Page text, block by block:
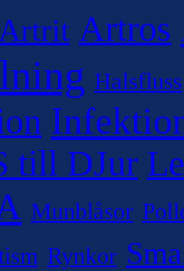
Artros
Halsfluss
till DJur
Munblåsor
Rynkor